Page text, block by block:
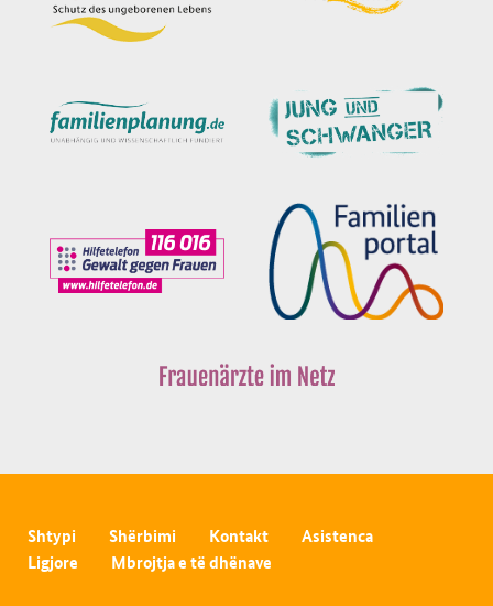
Shtypi Shërbimi Kontakt
Asistenca
Ligjore
Mbrojtja e të dhënave